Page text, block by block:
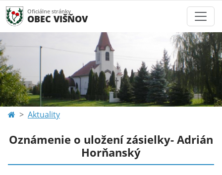
Oficiálne stránky
OBEC VIŠŇOV
Aktuality
Oznámenie o uložení zásielky- Adrián
Horňanský